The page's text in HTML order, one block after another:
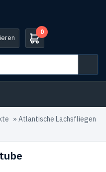
0
» Atlantische Lachsfliegen